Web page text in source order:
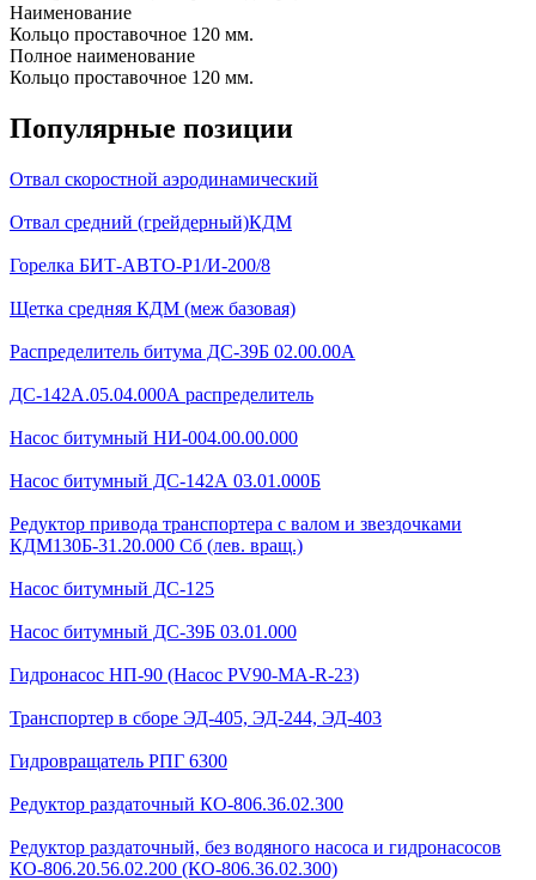
Наименование
Кольцо проставочное 120 мм.
Полное наименование
Кольцо проставочное 120 мм.
Популярные позиции
Отвал скоростной аэродинамический
Отвал средний (грейдерный)КДМ
Горелка БИТ-АВТО-Р1/И-200/8
Щетка средняя КДМ (меж базовая)
Распределитель битума ДС-39Б 02.00.00А
ДС-142А.05.04.000А распределитель
Насос битумный НИ-004.00.00.000
Насос битумный ДС-142А 03.01.000Б
Редуктор привода транспортера с валом и звездочками
КДМ130Б-31.20.000 Сб (лев. вращ.)
Насос битумный ДС-125
Насос битумный ДС-39Б 03.01.000
Гидронасос НП-90 (Насос PV90-MA-R-23)
Транспортер в сборе ЭД-405, ЭД-244, ЭД-403
Гидровращатель РПГ 6300
Редуктор раздаточный КО-806.36.02.300
Редуктор раздаточный, без водяного насоса и гидронасосов
КО-806.20.56.02.200 (КО-806.36.02.300)